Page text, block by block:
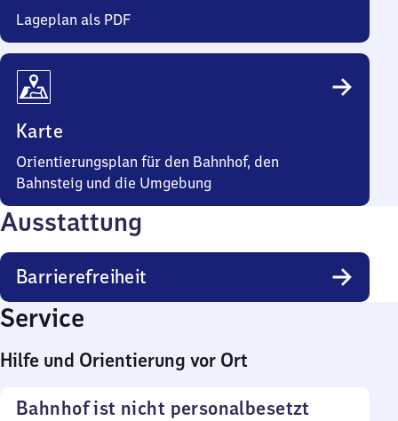
Lageplan als PDF
Karte
Orientierungsplan für den Bahnhof, den
Bahnsteig und die Umgebung
Ausstattung
Barrierefreiheit
Service
Hilfe und Orientierung vor Ort
Bahnhof ist nicht personalbesetzt